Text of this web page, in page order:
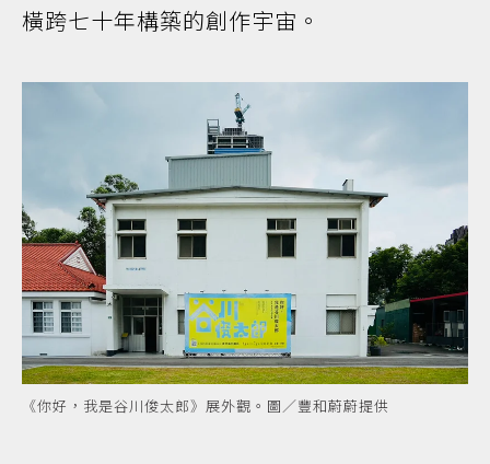
橫跨七十年構築的創作宇宙。
《你好，我是谷川俊太郎》展外觀。圖／豐和蔚蔚提供